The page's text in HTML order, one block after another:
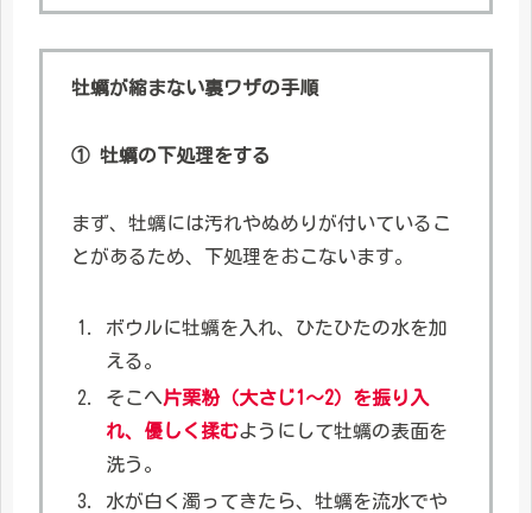
牡蠣が縮まない裏ワザの手順
① 牡蠣の下処理をする
まず、牡蠣には汚れやぬめりが付いているこ
とがあるため、下処理をおこないます。
ボウルに牡蠣を入れ、ひたひたの水を加
える。
そこへ片栗粉（大さじ1～2）を振り入
れ、優しく揉むようにして牡蠣の表面を
洗う。
水が白く濁ってきたら、牡蠣を流水でや